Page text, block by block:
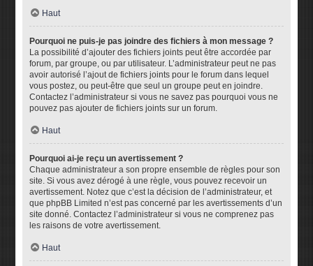
Haut
Pourquoi ne puis-je pas joindre des fichiers à mon message ?
La possibilité d’ajouter des fichiers joints peut être accordée par
forum, par groupe, ou par utilisateur. L’administrateur peut ne pas
avoir autorisé l’ajout de fichiers joints pour le forum dans lequel
vous postez, ou peut-être que seul un groupe peut en joindre.
Contactez l’administrateur si vous ne savez pas pourquoi vous ne
pouvez pas ajouter de fichiers joints sur un forum.
Haut
Pourquoi ai-je reçu un avertissement ?
Chaque administrateur a son propre ensemble de règles pour son
site. Si vous avez dérogé à une règle, vous pouvez recevoir un
avertissement. Notez que c’est la décision de l’administrateur, et
que phpBB Limited n’est pas concerné par les avertissements d’un
site donné. Contactez l’administrateur si vous ne comprenez pas
les raisons de votre avertissement.
Haut